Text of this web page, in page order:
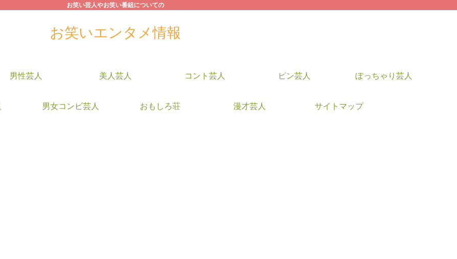
お笑い芸人やお笑い番組についての
お笑いエンタメ情報
男性芸人 美人芸人 コント芸人 ピン芸人 ぽっちゃり芸人
男女コンビ芸人 おもしろ荘 漫才芸人 サイトマップ